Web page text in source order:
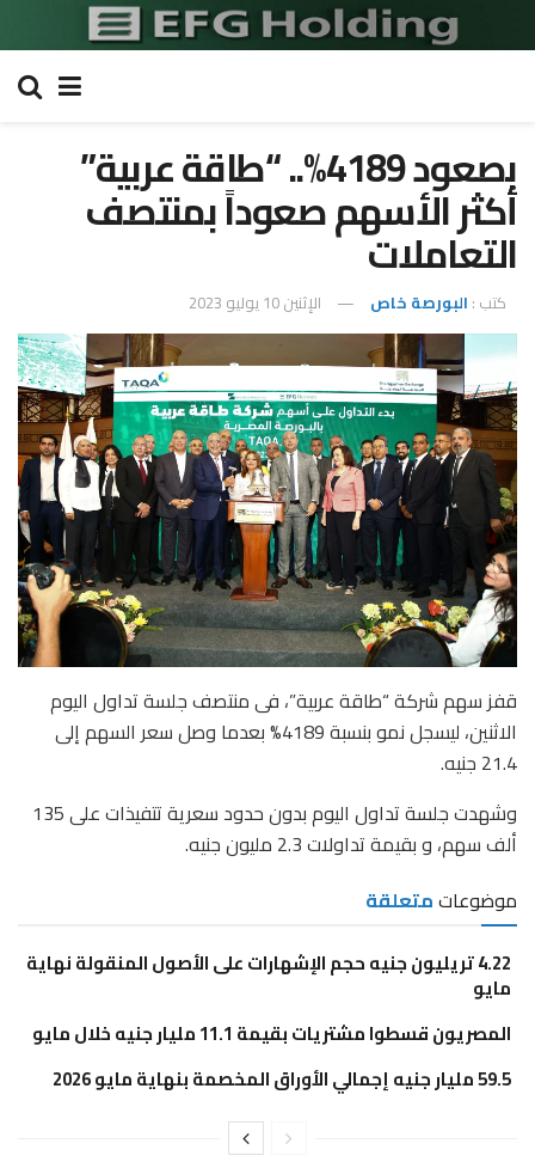
بصعود 4189%.. “طاقة عربية”
أكثر الأسهم صعوداً بمنتصف
التعاملات
كتب : البورصة خاص الإثنين 10 يوليو 2023
قفز سهم شركة “طاقة عربية”، فى منتصف جلسة تداول اليوم
الاثنين، ليسجل نمو بنسبة 4189% بعدما وصل سعر السهم إلى
21.4 جنيه.
وشهدت جلسة تداول اليوم بدون حدود سعرية تتفيذات على 135
ألف سهم، و بقيمة تداولات 2.3 مليون جنيه.
موضوعاتمتعلقة
4.22 تريليون جنيه حجم الإشهارات على الأصول المنقولة نهاية
مايو
المصريون قسطوا مشتريات بقيمة 11.1 مليار جنيه خلال مايو
59.5 مليار جنيه إجمالي الأوراق المخصمة بنهاية مايو 2026